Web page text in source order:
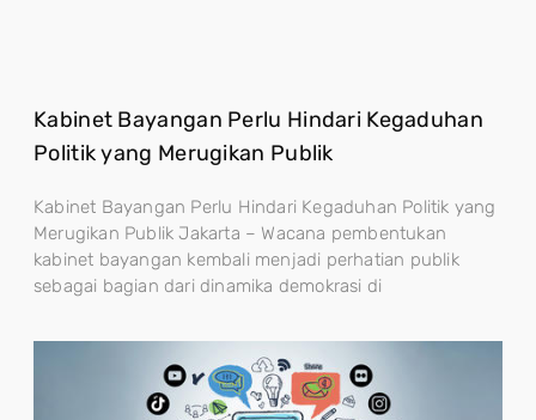
Kabinet Bayangan Perlu Hindari Kegaduhan
Politik yang Merugikan Publik
Kabinet Bayangan Perlu Hindari Kegaduhan Politik yang
Merugikan Publik Jakarta – Wacana pembentukan
kabinet bayangan kembali menjadi perhatian publik
sebagai bagian dari dinamika demokrasi di